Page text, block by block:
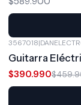
3567018|
Guitarra
$390.990